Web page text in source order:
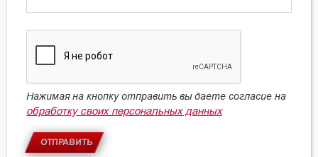
Нажимая на кнопку отправить вы даете согласие на
обработку своих персональных данных
ОТПРАВИТЬ